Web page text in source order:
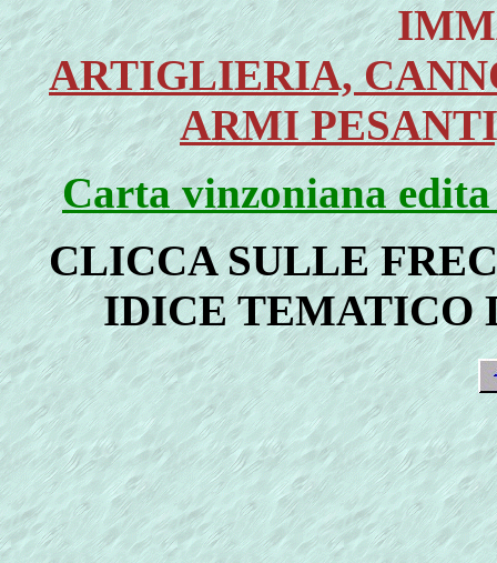
ARTIGLIERIA,
ARMI
Carta vinzoniana
CLICCA SULLE
IDICE TEMATICO